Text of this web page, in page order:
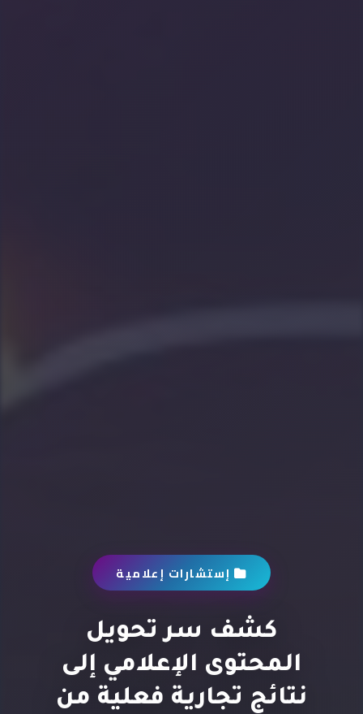
إستشارات إعلامية
كشف سر تحويل
المحتوى الإعلامي إلى
نتائج تجارية فعلية من